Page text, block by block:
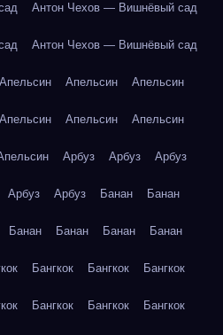
Антон Чехов — Вишнёвый сад
Антон Чехов — Вишнёвый сад
Апельсин Апельсин Апельсин
Апельсин Апельсин Апельсин
Арбуз Арбуз Арбуз
Арбуз Арбуз Банан Банан
Банан Банан Банан Банан
Бангкок Бангкок Бангкок
Бангкок Бангкок Бангкок